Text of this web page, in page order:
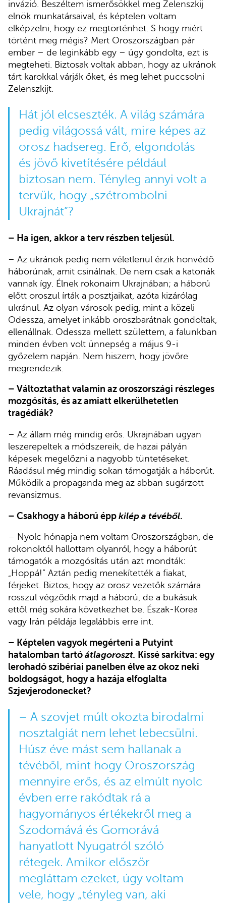
invázió. Beszéltem ismerősökkel meg Zelenszkij
elnök munkatársaival, és képtelen voltam
elképzelni, hogy ez megtörténhet. S hogy miért
történt meg mégis? Mert Oroszországban pár
ember – de leginkább egy – úgy gondolta, ezt is
megteheti. Biztosak voltak abban, hogy az ukránok
tárt karokkal várják őket, és meg lehet puccsolni
Zelenszkijt.
Hát jól elcseszték. A világ számára
pedig világossá vált, mire képes az
orosz hadsereg. Erő, elgondolás
és jövő kivetítésére például
biztosan nem. Tényleg annyi volt a
tervük, hogy „szétrombolni
Ukrajnát”?
– Ha igen, akkor a terv részben teljesül.
– Az ukránok pedig nem véletlenül érzik honvédő
háborúnak, amit csinálnak. De nem csak a katonák
vannak így. Élnek rokonaim Ukrajnában; a háború
előtt oroszul írták a posztjaikat, azóta kizárólag
ukránul. Az olyan városok pedig, mint a közeli
Odessza, amelyet inkább oroszbarátnak gondoltak,
ellenállnak. Odessza mellett születtem, a falunkban
minden évben volt ünnepség a május 9-i
győzelem napján. Nem hiszem, hogy jövőre
megrendezik.
– Változtathat valamin az oroszországi részleges
mozgósítás, és az amiatt elkerülhetetlen
tragédiák?
– Az állam még mindig erős. Ukrajnában ugyan
leszerepeltek a módszereik, de hazai pályán
képesek megelőzni a nagyobb tüntetéseket.
Ráadásul még mindig sokan támogatják a háborút.
Működik a propaganda meg az abban sugárzott
revansizmus.
– Csakhogy a háború épp kilép a tévéből.
– Nyolc hónapja nem voltam Oroszországban, de
rokonoktól hallottam olyanról, hogy a háborút
támogatók a mozgósítás után azt mondták:
„Hoppá!” Aztán pedig menekítették a fiakat,
férjeket. Biztos, hogy az orosz vezetők számára
rosszul végződik majd a háború, de a bukásuk
ettől még sokára következhet be. Észak-Korea
vagy Irán példája legalábbis erre int.
– Képtelen vagyok megérteni a Putyint
hatalomban tartó átlagoroszt. Kissé sarkítva: egy
lerohadó szibériai panelben élve az okoz neki
boldogságot, hogy a hazája elfoglalta
Szjevjerodonecket?
– A szovjet múlt okozta birodalmi
nosztalgiát nem lehet lebecsülni.
Húsz éve mást sem hallanak a
tévéből, mint hogy Oroszország
mennyire erős, és az elmúlt nyolc
évben erre rakódtak rá a
hagyományos értékekről meg a
Szodomává és Gomorává
hanyatlott Nyugatról szóló
rétegek. Amikor először
megláttam ezeket, úgy voltam
vele, hogy „tényleg van, aki